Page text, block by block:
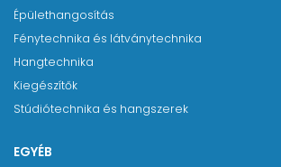
30 beépített prémium hang
rétegezés lehetőségekkel
A 256 hang maximális polifónia
valósághű élményt biztosít
50W (2x25W) micro-array
Épülethangosítás
Fénytechnika és látványtechnika
Hangtechnika
Kiegészítők
Stúdiótechnika és hangszerek
EGYÉB